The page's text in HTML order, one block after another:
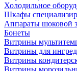
Холодильное
Шкафы
Аппараты шоковой
Бонеты
Витрины
Витрины для
Витрины
Витрины